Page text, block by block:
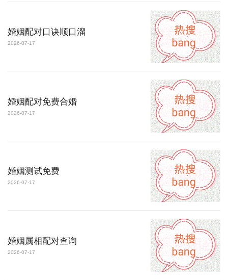
婚姻配对口诀顺口溜
2026-07-17
婚姻配对免费合婚
2026-07-17
婚姻测试免费
2026-07-17
婚姻属相配对查询
2026-07-17